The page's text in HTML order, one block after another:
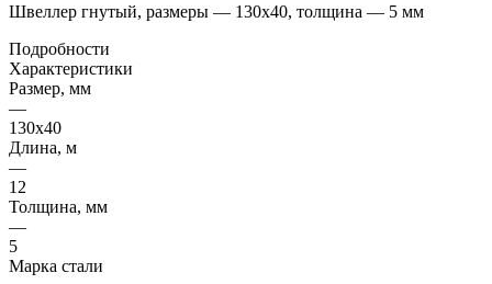
Швеллер гнутый, размеры — 130х40, толщина — 5 мм
Подробности
Характеристики
Размер, мм
—
130х40
Длина, м
—
12
Толщина, мм
—
5
Марка стали